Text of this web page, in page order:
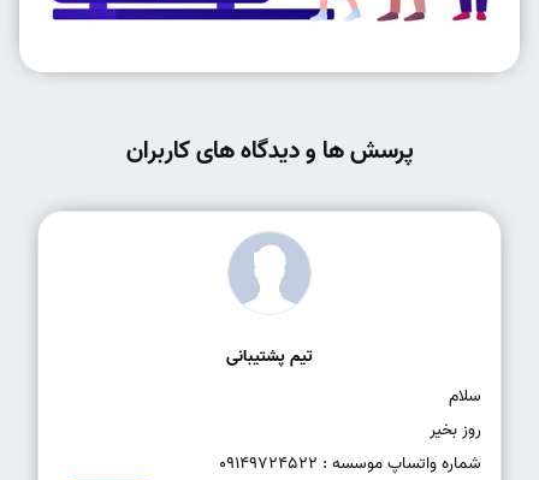
پرسش ها و دیدگاه های کاربران
تیم پشتیبانی
شماره واتساپ موسسه : 09149724522